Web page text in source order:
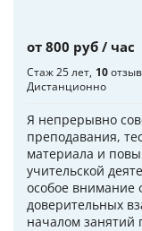
от 800 руб / час
Стаж 25 лет 10
Дистанционно
Я непрерывно
преподавания,
материала и
учительской
особое
доверительных
началом занятий